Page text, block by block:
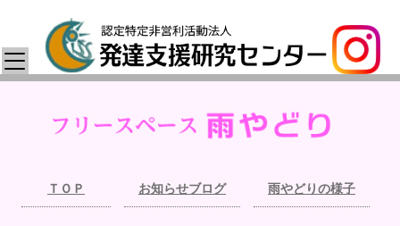
ＴＯＰ お知らせブログ 雨やどりの様子